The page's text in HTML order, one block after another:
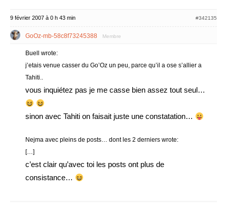
9 février 2007 à 0 h 43 min #342135
GoOz-mb-58c8f73245388 Membre
Buell wrote:
j’etais venue casser du Go’Oz un peu, parce qu’il a ose s’allier a
Tahiti..
vous inquiétez pas je me casse bien assez tout seul…
sinon avec Tahiti on faisait juste une constatation…
Nejma avec pleins de posts… dont les 2 derniers wrote:
[…]
c’est clair qu’avec toi les posts ont plus de
consistance…